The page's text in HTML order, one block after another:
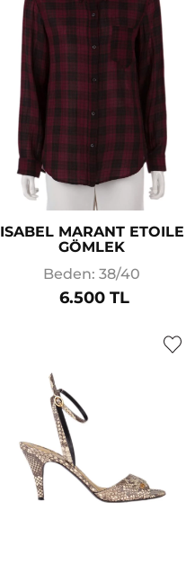
ISABEL MARANT ETOILE
GÖMLEK
Beden: 38/40
6.500 TL